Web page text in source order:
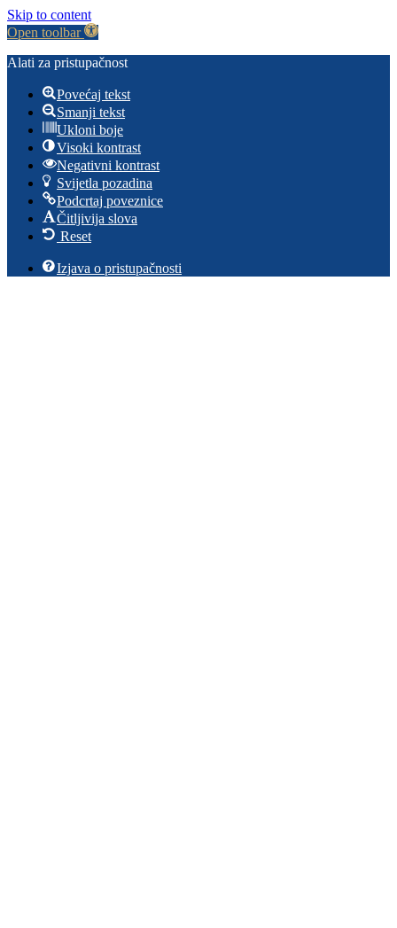
Skip to content
Open toolbar
Alati za pristupačnost
Povećaj tekst
Smanji tekst
Ukloni boje
Visoki kontrast
Negativni kontrast
Svijetla pozadina
Podcrtaj poveznice
Čitljivija slova
Reset
Izjava o pristupačnosti